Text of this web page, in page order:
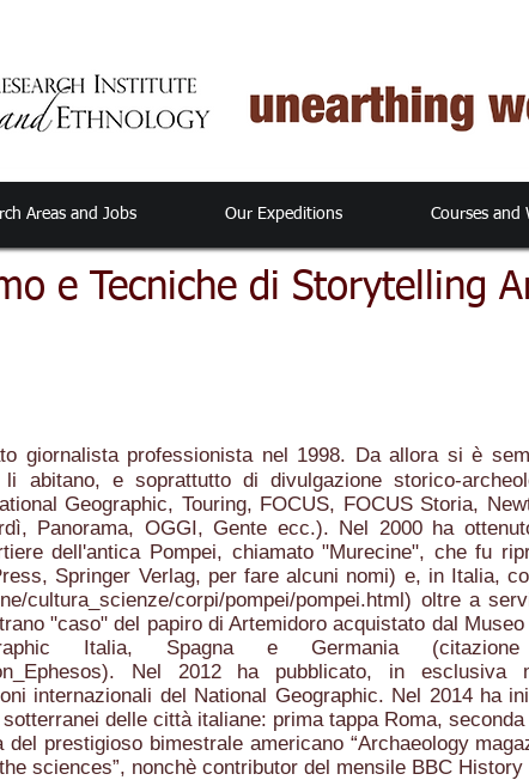
Areas and Jobs Our Expeditions Courses and
e Tecniche di Storytelling
giornalista professionista nel 1998. Da allora si è
e soprattutto di divulgazione storico-
Geographic, Touring, FOCUS, FOCUS Storia,
Panorama, OGGI, Gente ecc.). Nel 2000 ha
dell'antica Pompei, chiamato "Murecine", che fu
Springer Verlag, per fare alcuni nomi) e, in Italia,
cultura_scienze/corpi/pompei/pompei.html) oltre a
"caso" del papiro di Artemidoro acquistato dal
Italia, Spagna e Germania
Nel 2012 ha pubblicato, in esclusiva
internazionali del National Geographic. Nel 2014 ha
delle città italiane: prima tappa Roma,
prestigioso bimestrale americano “Archaeology
sciences”, nonchè contributor del mensile BBC History